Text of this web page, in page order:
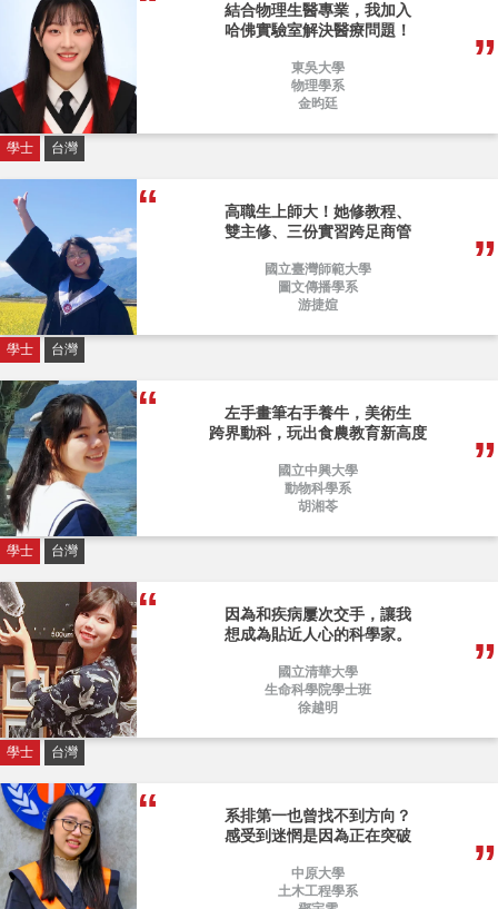
結合物理生醫專業，我加入
哈佛實驗室解決醫療問題！
東吳大學
物理學系
金昀廷
學士 台灣
高職生上師大！她修教程、
雙主修、三份實習跨足商管
國立臺灣師範大學
圖文傳播學系
游捷媗
學士 台灣
左手畫筆右手養牛，美術生
跨界動科，玩出食農教育新高度
國立中興大學
動物科學系
胡湘苓
學士 台灣
因為和疾病屢次交手，讓我
想成為貼近人心的科學家。
國立清華大學
生命科學院學士班
徐越明
學士 台灣
系排第一也曾找不到方向？
感受到迷惘是因為正在突破
中原大學
土木工程學系